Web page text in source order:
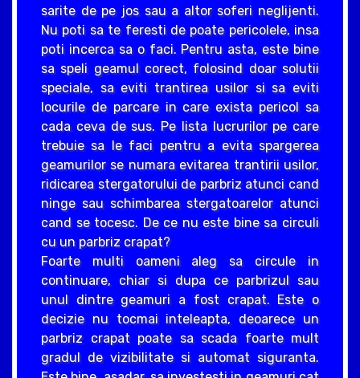
sarite de pe jos sau a altor soferi neglijenti.
Nu poti sa te feresti de poate pericolele, insa
poti incerca sa o faci. Pentru asta, este bine
sa speli geamul corect, folosind doar solutii
speciale, sa eviti trantirea usilor si sa eviti
locurile de parcare in care exista pericol sa
cada ceva de sus. Pe lista lucrurilor pe care
trebuie sa le faci pentru a evita spargerea
geamurilor se numara evitarea trantirii usilor,
ridicarea stergatorului de parbriz atunci cand
ninge sau schimbarea stergatoarelor atunci
cand se tocesc. De ce nu este bine sa circuli
cu un parbriz crapat?
Foarte multi oameni aleg sa circule in
continuare, chiar si dupa ce parbrizul sau
unul dintre geamuri a fost crapat. Este o
decizie nu tocmai inteleapta, deoarece un
parbriz crapat poate sa scada foarte mult
gradul de vizibilitate si automat siguranta.